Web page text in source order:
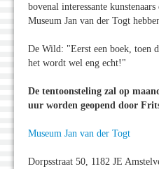
bovenal interessante
Museum Jan van der Togt
De Wild: "Eerst een boek, toen
het wordt wel eng echt!"
De tentoonsteling zal op
uur worden geopend door
Museum Jan van der Togt
Dorpsstraat 50, 1182 JE